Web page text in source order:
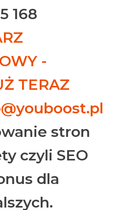
168
-
TERAZ
stron
czyli SEO
dla